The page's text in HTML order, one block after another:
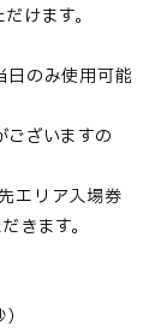
けます。
のみ使用可能
ざいますの
エリア入場券
きます。